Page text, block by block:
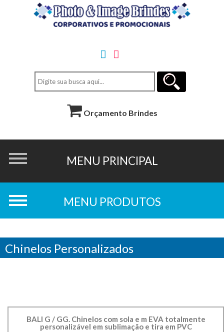
Orçamento Brindes
Chinelos Personalizados
BALI G / GG. Chinelos com sola e m EVA totalmente
personalizável em sublimação e tira em PVC